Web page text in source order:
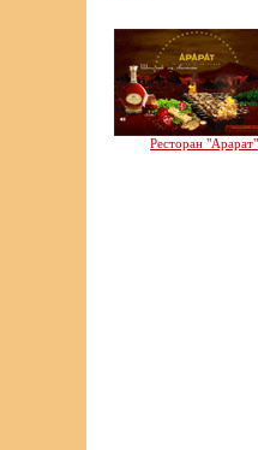
Ресторан "Арарат"